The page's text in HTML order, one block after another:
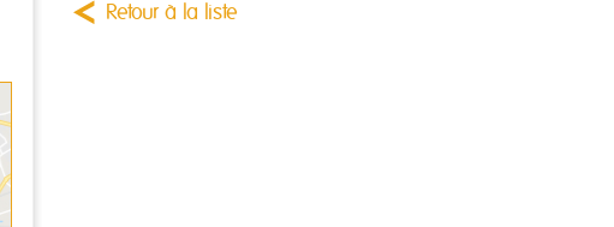
Retour à la liste